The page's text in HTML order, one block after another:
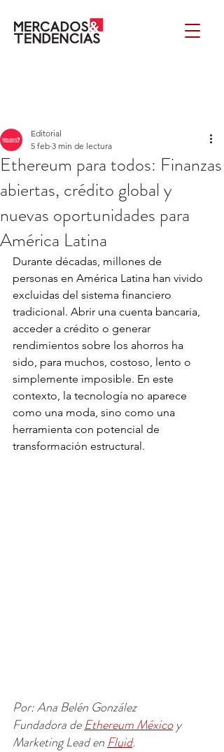
Ethereum para todos: Finanzas
abiertas, crédito global y
nuevas oportunidades para
América Latina
Editorial
5 feb 3 min de lectura
Durante décadas, millones de
personas en América Latina han vivido
excluidas del sistema financiero
tradicional. Abrir una cuenta bancaria,
acceder a crédito o generar
rendimientos sobre los ahorros ha
sido, para muchos, costoso, lento o
simplemente imposible. En este
contexto, la tecnología no aparece
como una moda, sino como una
herramienta con potencial de
transformación estructural.
Por: Ana Belén González
Fundadora de Ethereum México y
Marketing Lead en Fluid.